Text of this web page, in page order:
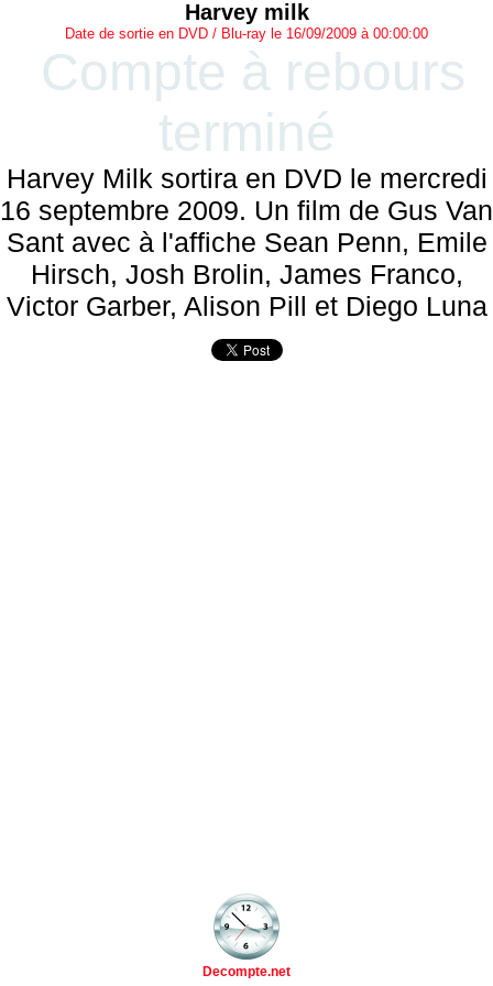
Harvey milk
Date de sortie en DVD / Blu-ray le 16/09/2009 à 00:00:00
Compte à rebours
terminé
Harvey Milk sortira en DVD le mercredi
16 septembre 2009. Un film de Gus Van
Sant avec à l'affiche Sean Penn, Emile
Hirsch, Josh Brolin, James Franco,
Victor Garber, Alison Pill et Diego Luna
Decompte.net